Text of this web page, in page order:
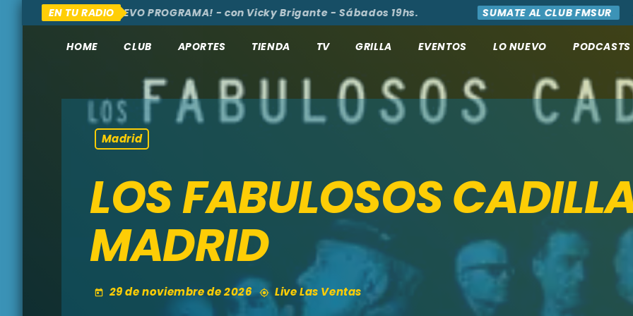
EN TU RADIO
Y ALLÁ ¡NUEVO PROGRAMA! - con Vicky Brigante - Sábados 19hs. SUMATE AL CLUB FMSUR
HOME CLUB APORTES TIENDA TV GRILLA EVENTOS LO NUEVO PODCASTS
Madrid
LOS FABULOSOS
MADRID
today 29 de noviembre de 2026 my_location Live Las Ventas